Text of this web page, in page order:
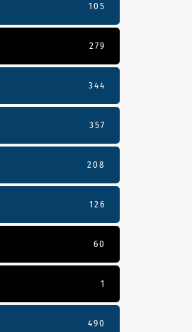
105
279
344
357
208
126
60
1
490